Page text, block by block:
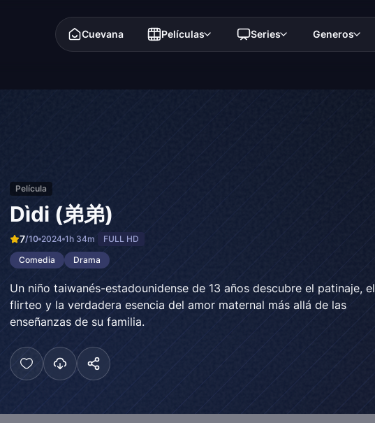
Cuevana Películas Series Generos
Película
Dìdi (弟弟)
7/10 2024 1h 34m
FULL HD
Comedia
Drama
Un niño taiwanés-estadounidense de 13 años descubre el patinaje, el
flirteo y la verdadera esencia del amor maternal más allá de las
enseñanzas de su familia.